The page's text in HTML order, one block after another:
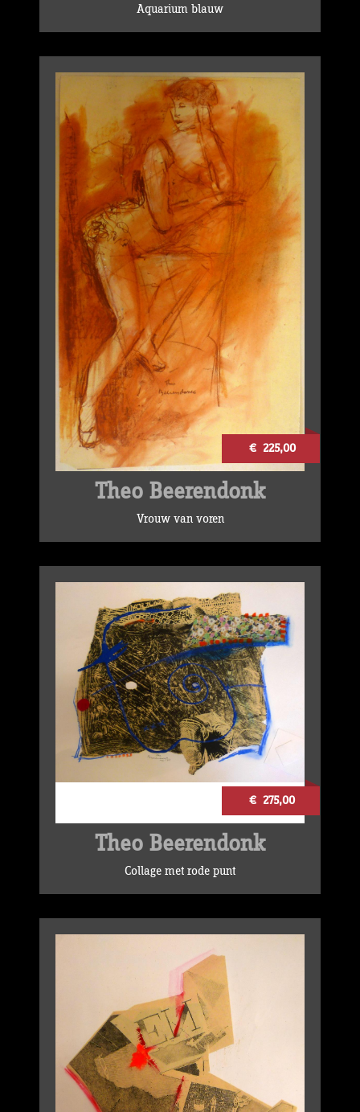
Aquarium blauw
€ 225,00
Theo Beerendonk
Vrouw van voren
€ 275,00
Theo Beerendonk
Collage met rode punt